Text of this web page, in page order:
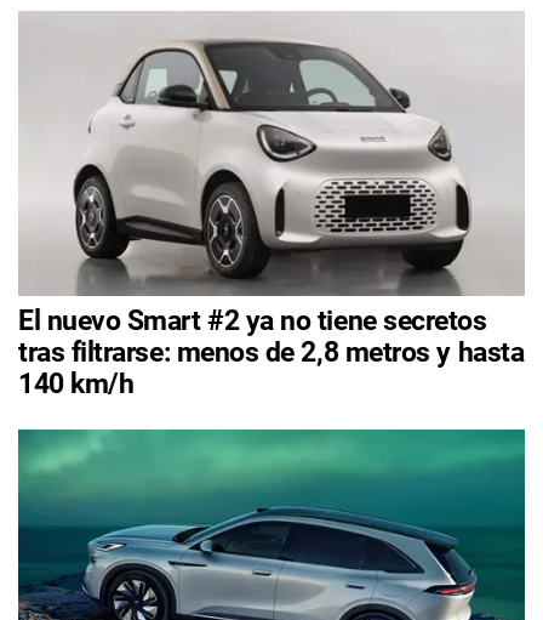
El nuevo Smart #2 ya no tiene secretos
tras filtrarse: menos de 2,8 metros y hasta
140 km/h